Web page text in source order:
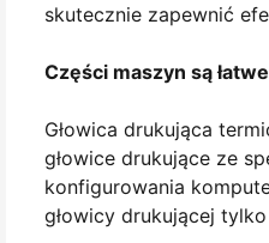
skutecznie zapewnić
Części maszyn są
Głowica drukująca
głowice drukujące ze
konfigurowania
głowicy drukującej